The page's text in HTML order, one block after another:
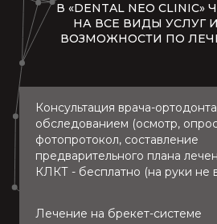
В «DENTAL NEO
НА ВСЕ ВИДЫ УСЛУГ
ВОЗМОЖНОСТИ ПО
Консультация врача-
обследованием (осмотр,
фотопротокол, составление
предварительного плана
КЛКТ - бесплатно (на руки не
Лечение на брекет-системе